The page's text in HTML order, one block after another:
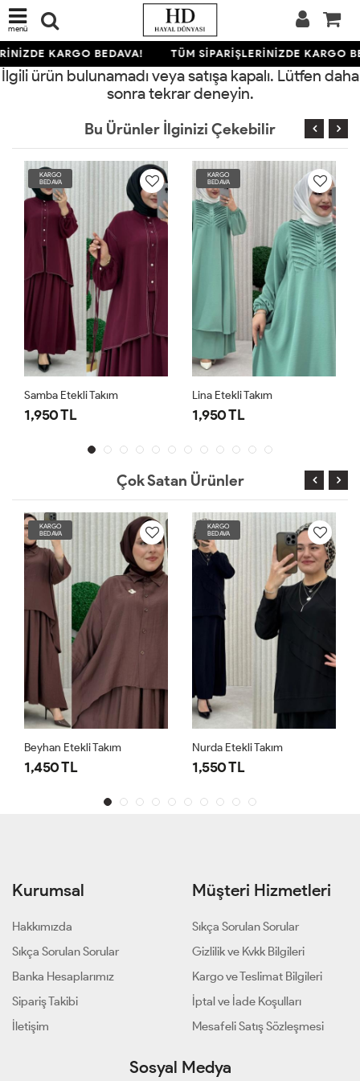
menü
KARGO BEDAVA! TÜM SİPARİŞLERİNİZDE KARGO
İlgili ürün bulunamadı veya satışa kapalı. Lütfen daha
sonra tekrar deneyin.
Bu Ürünler İlginizi Çekebilir
KARGO
BEDAVA
Samba Etekli Takım
1,950 TL
KARGO
BEDAVA
Lina Etekli Takım
1,950 TL
Çok Satan Ürünler
KARGO
BEDAVA
Beyhan Etekli Takım
1,450 TL
KARGO
BEDAVA
Nurda Etekli Takım
1,550 TL
Kurumsal
Hakkımızda
Sıkça Sorulan Sorular
Banka Hesaplarımız
Sipariş Takibi
İletişim
Müşteri Hizmetleri
Sıkça Sorulan Sorular
Gizlilik ve Kvkk Bilgileri
Kargo ve Teslimat Bilgileri
İptal ve İade Koşulları
Mesafeli Satış Sözleşmesi
Sosyal Medya